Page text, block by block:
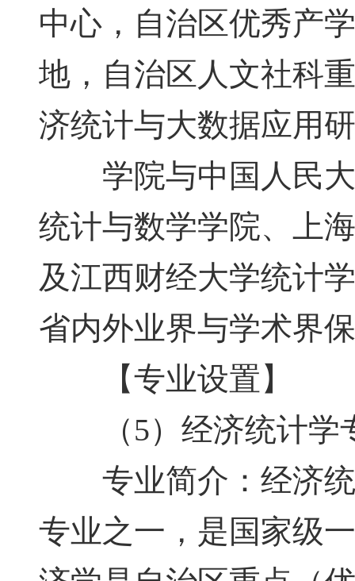
中心，自治区优秀产
地，自治区人文社科
济统计与大数据应用
学院与中国人民大
统计与数学学院、上
及江西财经大学统计
省内外业界与学术界
【专业设置】
（5）经济统计学
专业简介：经济统
专业之一，是国家级